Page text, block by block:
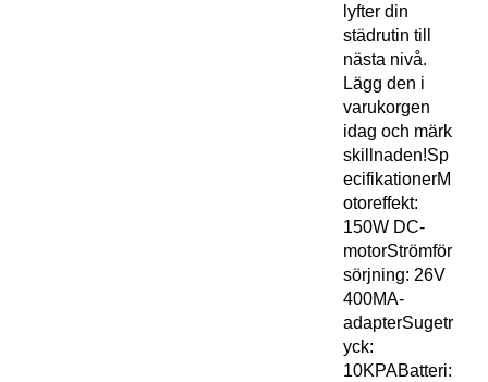
lyfter din
städrutin till
nästa nivå.
Lägg den i
varukorgen
idag och märk
skillnaden!Sp
ecifikationerM
otoreffekt:
150W DC-
motorStrömför
sörjning: 26V
400MA-
adapterSugetr
yck:
10KPABatteri: